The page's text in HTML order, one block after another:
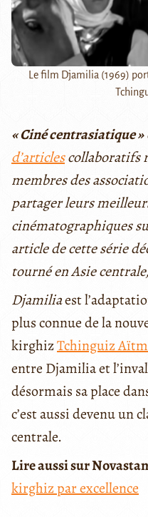
Le film Djamilia (1969)
« Ciné centrasiatique »
d’articlescollaboratifs
membres des
partager leurs
cinématographiques
article de cette série
tourné en Asie
Djamiliaest
plus connue de la
kirghizTchinguiz
entre Djamilia et
désormais sa place
c’est aussi devenu un
centrale.
Lire aussi sur
kirghiz par excellence